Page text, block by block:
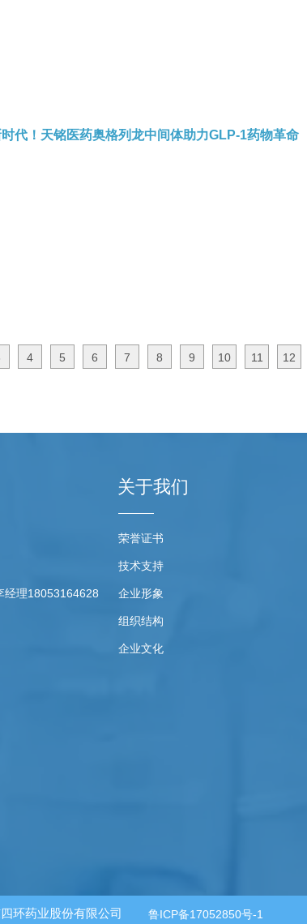
经理18053164628
关于我们
荣誉证书
技术支持
企业形象
组织结构
企业文化
环药业股份有限公司 鲁ICP备17052850号-1
时代！天铭医药奥格列龙中间体助力GLP-1药物革命
4 5 6 7 8 9 10 11 12